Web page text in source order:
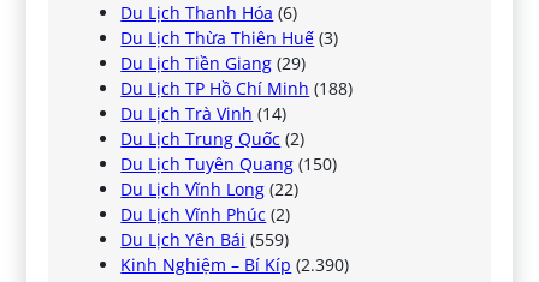
Du Lịch Thanh Hóa (6)
Du Lịch Thừa Thiên Huế (3)
Du Lịch Tiền Giang (29)
Du Lịch TP Hồ Chí Minh (188)
Du Lịch Trà Vinh (14)
Du Lịch Trung Quốc (2)
Du Lịch Tuyên Quang (150)
Du Lịch Vĩnh Long (22)
Du Lịch Vĩnh Phúc (2)
Du Lịch Yên Bái (559)
Kinh Nghiệm – Bí Kíp (2.390)